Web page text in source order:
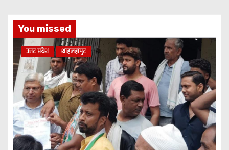
You missed
उत्तर प्रदेश शाहजहांपुर